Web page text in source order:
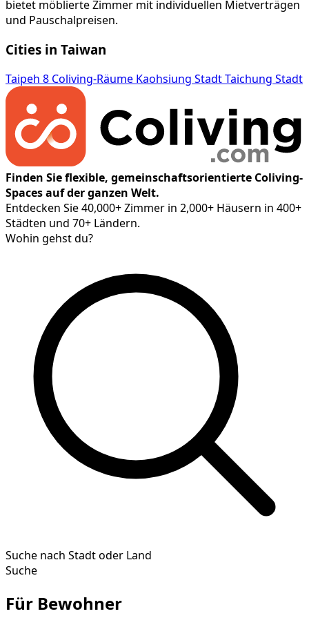
bietet möblierte Zimmer mit individuellen Mietverträgen
und Pauschalpreisen.
Cities in Taiwan
Taipeh 8 Coliving-Räume Kaohsiung StadtTaichung Stadt
Finden Sie flexible, gemeinschaftsorientierte Coliving-
Spaces auf der ganzen Welt.
Entdecken Sie 40,000+ Zimmer in 2,000+ Häusern in 400+
Städten und 70+ Ländern.
Wohin gehst du?
Suche nach Stadt oder Land
Suche
Für Bewohner